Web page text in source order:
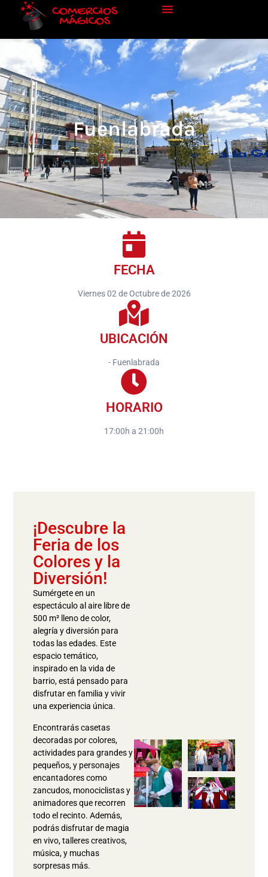
Fuenlabrada
FECHA
Viernes 02 de Octubre de 2026
UBICACIÓN
- Fuenlabrada
HORARIO
17:00h a 21:00h
¡Descubre la
Feria de los
Colores y la
Diversión!
Sumérgete en un
espectáculo al aire libre de
500 m² lleno de color,
alegría y diversión para
todas las edades. Este
espacio temático,
inspirado en la vida de
barrio, está pensado para
disfrutar en familia y vivir
una experiencia única.
Encontrarás casetas
decoradas por colores,
actividades para grandes y
pequeños, y personajes
encantadores como
zancudos, monociclistas y
animadores que recorren
todo el recinto. Además,
podrás disfrutar de magia
en vivo, talleres creativos,
música, y muchas
sorpresas más.